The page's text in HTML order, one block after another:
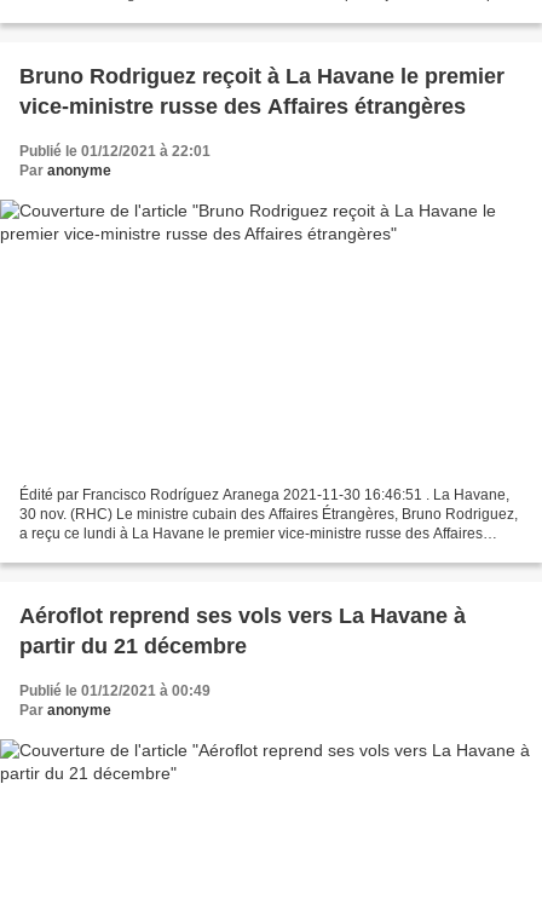
Bruno Rodriguez reçoit à La Havane le premier
vice-ministre russe des Affaires étrangères
Publié le 01/12/2021 à 22:01
Par anonyme
Édité par Francisco Rodríguez Aranega 2021-11-30 16:46:51 . La Havane,
30 nov. (RHC) Le ministre cubain des Affaires Étrangères, Bruno Rodriguez,
a reçu ce lundi à La Havane le premier vice-ministre russe des Affaires
Aéroflot reprend ses vols vers La Havane à
partir du 21 décembre
Publié le 01/12/2021 à 00:49
Par anonyme